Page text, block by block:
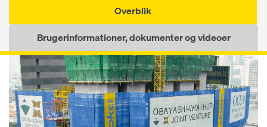
Overblik
Brugerinformationer, dokumenter og videoer